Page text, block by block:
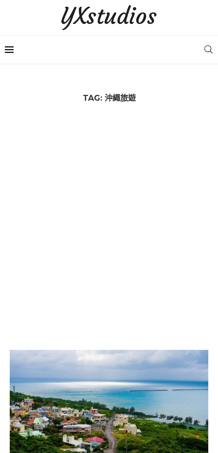
TAG: 沖繩旅遊